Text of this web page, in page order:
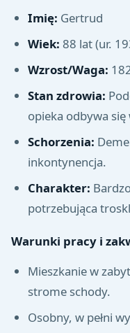
Imię: Gertrud
Wiek: 88 lat (ur.
Wzrost/Waga:
Stan zdrowia:
opieka odbywa
Schorzenia:
inkontynencja.
Charakter:
potrzebująca
Warunki pracy i
Mieszkanie w
strome schody.
Osobny, w pełni